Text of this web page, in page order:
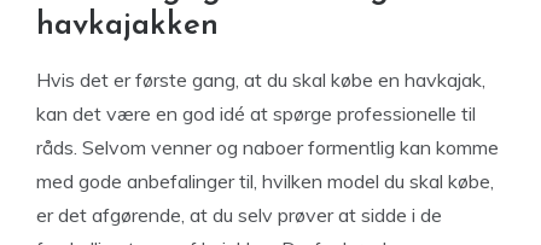
havkajakken
Hvis det er første gang, at du skal købe en havkajak,
kan det være en god idé at spørge professionelle til
råds. Selvom venner og naboer formentlig kan komme
med gode anbefalinger til, hvilken model du skal købe,
er det afgørende, at du selv prøver at sidde i de